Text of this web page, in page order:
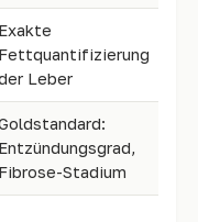
Exakte
Fettquantifizierung
Leber
Entzündungsgrad,
Fibrose-Stadium